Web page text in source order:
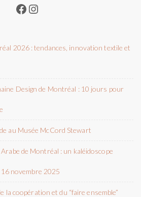
Facebook
Instagram
2026 : tendances, innovation textile et
Design de Montréal : 10 jours pour
au Musée McCord Stewart
de Montréal : un kaléidoscope
novembre 2025
la coopération et du “faire ensemble”